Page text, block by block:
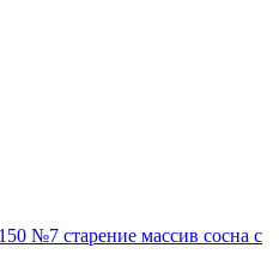
№7 старение массив сосна с